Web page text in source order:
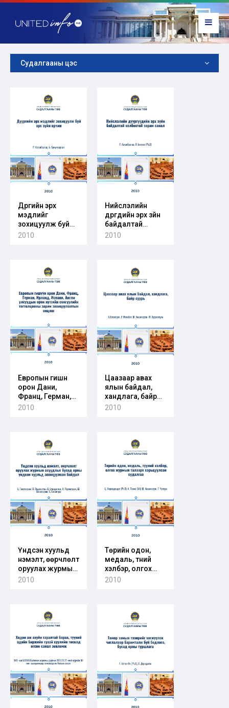
Судалгааны цэс
Дүүргийн эрх
мэдлийг
зохицуулж буй
эрх зүйн орчин
2010
Нийслэлийн
дүүргүүдийн эрх зүйн
байдалтай
холбоотой зарим
2010
Европын гишүүн
орон Дани,
Франц, Герман,
Ирланд, Испани,
тогтолцооны
зарим
онцлог
2010
Цаазаар авах
ялын байдал,
хандлага, байр
суурь
2010
Үндсэн хуульд
нэмэлт, өөрчлөлт
оруулах журмын
асуудлыг бусад
2010
Төрийн одон,
медаль, түүний
хэлбэр, олгох
журмын талаарх
2010